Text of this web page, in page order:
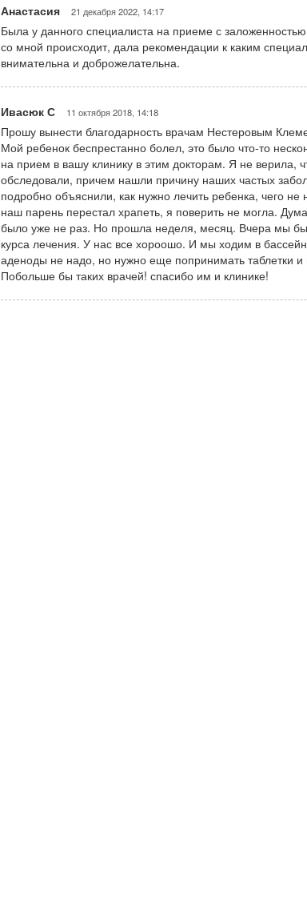
Анастасия 21 декабря 2022, 14:17
Была у данного специалиста на приеме с
со мной происходит, дала рекомендации к каким
внимательна и доброжелательна.
Ивасюк С 11 октября 2018, 14:18
Прошу вынести благодарность врачам Нестеровым
Мой ребенок беспрестанно болел, это было что-то
на прием в вашу клинику в этим докторам. Я не верила,
обследовали, причем нашли причину наших частых
подробно объяснили, как нужно лечить ребенка, чего
наш парень перестал храпеть, я поверить не могла.
было уже не раз. Но прошла неделя, месяц. Вчера мы
курса лечения. У нас все хороошо. И мы ходим в
аденоды не надо, но нужно еще попринимать таблетки и
Побольше бы таких врачей! спасибо им и клинике!